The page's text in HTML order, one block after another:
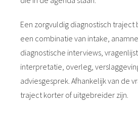
Een zorgvuldig diagnostisch
een combinatie van intake,
diagnostische interviews,
interpretatie, overleg,
adviesgesprek. Afhankelijk van de
traject korter of uitgebreider zijn.